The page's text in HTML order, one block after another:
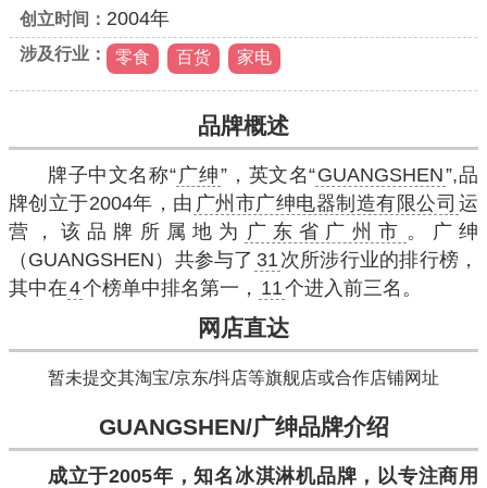
创立时间： 2004年
涉及行业： 零食 百货 家电
品牌概述
牌子中文名称“ 广绅”，英文名“GUANGSHEN”,品
牌创立于2004年，由 广州市广绅电器制造有限公司 运
营，该品牌所属地为 广东省广州市 。广绅
（GUANGSHEN）共参与了 31次所涉行业的排行榜，
其中在4个榜单中排名第一， 11个进入前三名。
网店直达
暂未提交其淘宝/京东/抖店等旗舰店或合作店铺网址
GUANGSHEN/广绅品牌介绍
成立于2005年，知名冰淇淋机品牌，以专注商用